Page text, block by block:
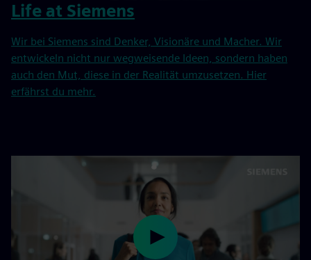
Life at Siemens
Wir bei Siemens sind Denker, Visionäre und Macher. Wir
entwickeln nicht nur wegweisende Ideen, sondern haben
auch den Mut, diese in der Realität umzusetzen. Hier
erfährst du mehr.
Play